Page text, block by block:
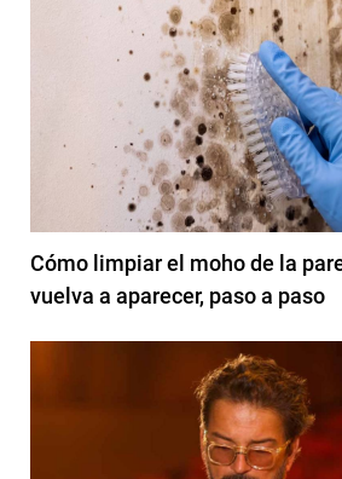
Cómo limpiar el moho de la
vuelva a aparecer, paso a paso